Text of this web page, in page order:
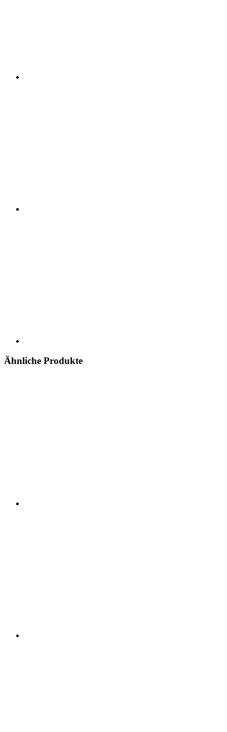
Ähnliche Produkte